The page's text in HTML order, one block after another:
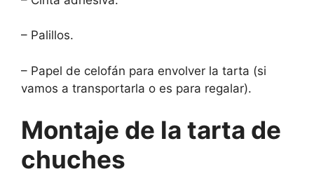
– Palillos.
– Papel de celofán para envolver la tarta (si
vamos a transportarla o es para regalar).
Montaje de la tarta de
chuches